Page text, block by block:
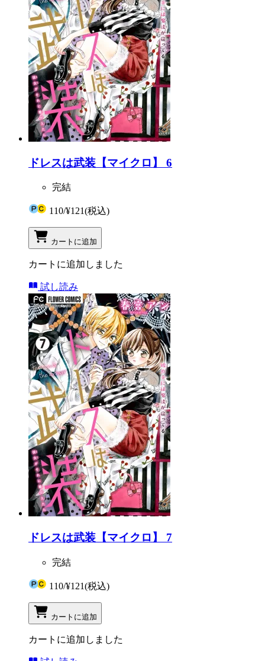
ドレスは武装【マイクロ】 6
完結
110/¥121(税込)
カートに追加
カートに追加しました
試し読み
ドレスは武装【マイクロ】 7
完結
110/¥121(税込)
カートに追加
カートに追加しました